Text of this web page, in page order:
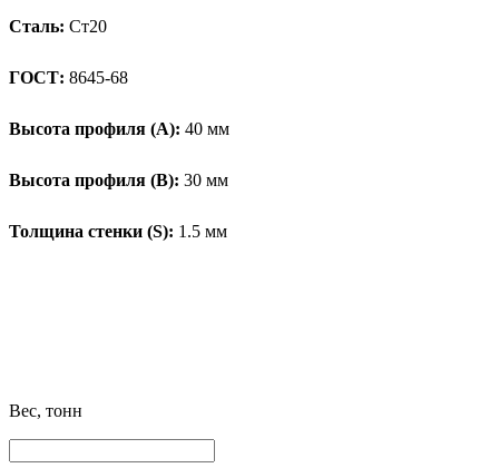
Сталь: Ст20
ГОСТ: 8645-68
Высота профиля (А): 40 мм
Высота профиля (B): 30 мм
Толщина стенки (S): 1.5 мм
Вес, тонн